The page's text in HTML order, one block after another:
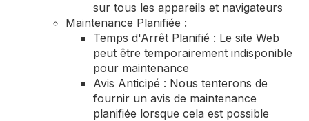
sur tous les appareils et navigateurs
Maintenance Planifiée :
Temps d'Arrêt Planifié : Le site Web
peut être temporairement indisponible
pour maintenance
Avis Anticipé : Nous tenterons de
fournir un avis de maintenance
planifiée lorsque cela est possible